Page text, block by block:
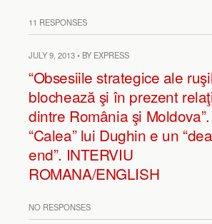
11 RESPONSES
JULY 9, 2013 • BY EXPRESS
“Obsesiile strategice ale
blochează şi în prezent
dintre România şi Moldova”.
“Calea” lui Dughin e un
end”. INTERVIU
ROMANA/ENGLISH
NO RESPONSES